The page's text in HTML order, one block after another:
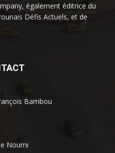
également éditrice du
Défis Actuels, et de
Bambou
Noumi